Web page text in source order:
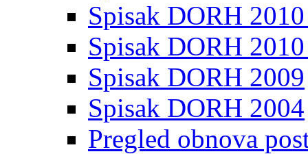
Spisak DORH
Spisak DORH
Spisak DORH 2009
Spisak DORH 2004
Pregled obnova